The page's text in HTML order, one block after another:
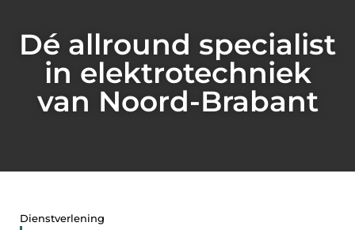
Dé allround specialist
in elektrotechniek
van Noord-Brabant
Dienstverlening